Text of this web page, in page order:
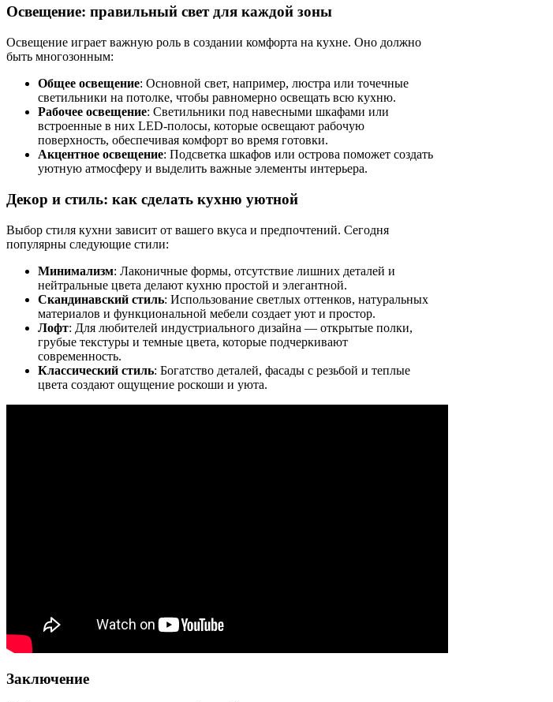
Освещение: правильный свет для каждой зоны
Освещение играет важную роль в создании комфорта на кухне. Оно должно
быть многозонным:
Общее освещение: Основной свет, например, люстра или точечные
светильники на потолке, чтобы равномерно освещать всю кухню.
Рабочее освещение: Светильники под навесными шкафами или
встроенные в них LED-полосы, которые освещают рабочую
поверхность, обеспечивая комфорт во время готовки.
Акцентное освещение: Подсветка шкафов или острова поможет создать
уютную атмосферу и выделить важные элементы интерьера.
Декор и стиль: как сделать кухню уютной
Выбор стиля кухни зависит от вашего вкуса и предпочтений. Сегодня
популярны следующие стили:
Минимализм: Лаконичные формы, отсутствие лишних деталей и
нейтральные цвета делают кухню простой и элегантной.
Скандинавский стиль: Использование светлых оттенков, натуральных
материалов и функциональной мебели создает уют и простор.
Лофт: Для любителей индустриального дизайна — открытые полки,
грубые текстуры и темные цвета, которые подчеркивают
современность.
Классический стиль: Богатство деталей, фасады с резьбой и теплые
цвета создают ощущение роскоши и уюта.
Заключение